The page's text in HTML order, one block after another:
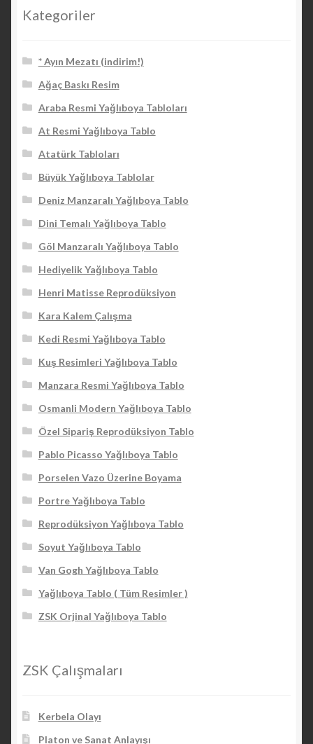
Kategoriler
* Ayın Mezatı (indirim!)
Ağaç Baskı Resim
Araba Resmi Yağlıboya Tabloları
At Resmi Yağlıboya Tablo
Atatürk Tabloları
Büyük Yağlıboya Tablolar
Deniz Manzaralı Yağlıboya Tablo
Dini Temalı Yağlıboya Tablo
Göl Manzaralı Yağlıboya Tablo
Hediyelik Yağlıboya Tablo
Henri Matisse Reprodüksiyon
Kara Kalem Çalışma
Kedi Resmi Yağlıboya Tablo
Kuş Resimleri Yağlıboya Tablo
Manzara Resmi Yağlıboya Tablo
Osmanli Modern Yağlıboya Tablo
Özel Sipariş Reprodüksiyon Tablo
Pablo Picasso Yağlıboya Tablo
Porselen Vazo Üzerine Boyama
Portre Yağlıboya Tablo
Reprodüksiyon Yağlıboya Tablo
Soyut Yağlıboya Tablo
Van Gogh Yağlıboya Tablo
Yağlıboya Tablo ( Tüm Resimler )
ZSK Orjinal Yağlıboya Tablo
ZSK Çalışmaları
Kerbela Olayı
Platon ve Sanat Anlayışı